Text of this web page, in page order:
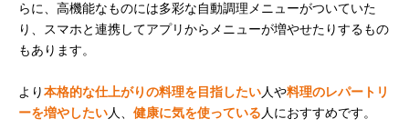
らに、高機能なものには多彩な自動調理メニューがついていた
り、スマホと連携してアプリからメニューが増やせたりするもの
もあります。
より本格的な仕上がりの料理を目指したい人や料理のレパートリ
ーを増やしたい人、 健康に気を使っている人におすすめです。